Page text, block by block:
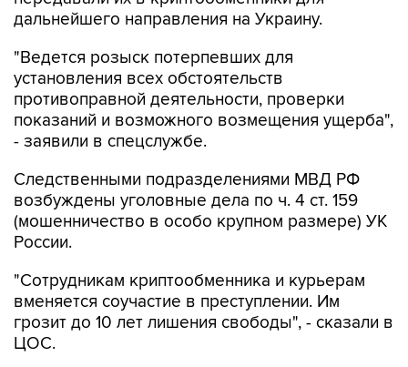
дальнейшего направления на Украину.
"Ведется розыск потерпевших для
установления всех обстоятельств
противоправной деятельности, проверки
показаний и возможного возмещения ущерба",
- заявили в спецслужбе.
Следственными подразделениями МВД РФ
возбуждены уголовные дела по ч. 4 ст. 159
(мошенничество в особо крупном размере) УК
России.
"Сотрудникам криптообменника и курьерам
вменяется соучастие в преступлении. Им
грозит до 10 лет лишения свободы", - сказали в
ЦОС.